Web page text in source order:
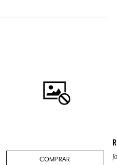
COMPRAR